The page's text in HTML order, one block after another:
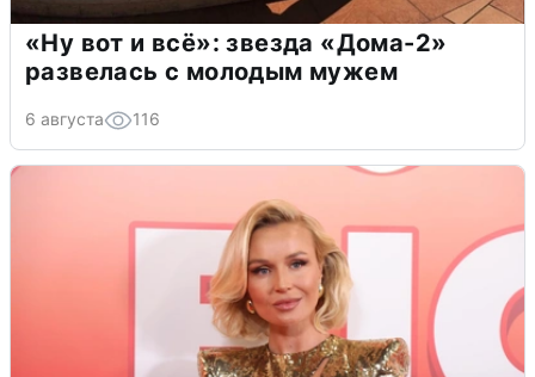
«Ну вот и всё»: звезда «Дома-2»
развелась с молодым мужем
6 августа 116